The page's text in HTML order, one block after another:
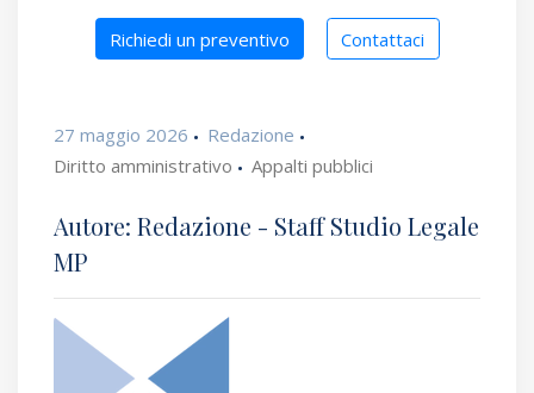
Richiedi un preventivo Contattaci
27 maggio 2026
Redazione
Diritto amministrativo
Appalti pubblici
Autore: Redazione - Staff Studio Legale
MP